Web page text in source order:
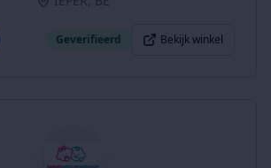
Geverifieerd Bekijk winkel